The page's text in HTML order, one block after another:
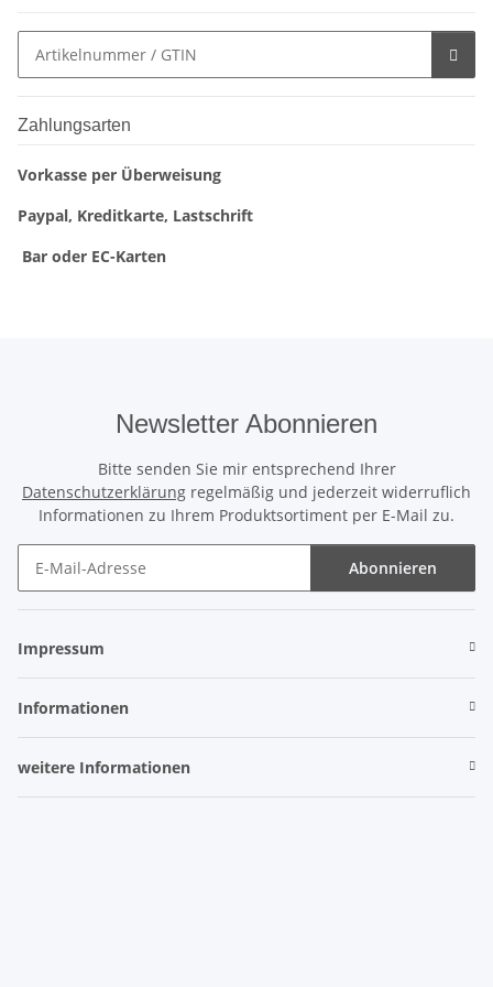
Zahlungsarten
Vorkasse per Überweisung
Paypal, Kreditkarte, Lastschrift
Bar oder EC-Karten
Newsletter Abonnieren
Bitte senden Sie mir entsprechend Ihrer
Datenschutzerklärung regelmäßig und jederzeit widerruflich
Informationen zu Ihrem Produktsortiment per E-Mail zu.
Abonnieren
Impressum
Informationen
weitere Informationen